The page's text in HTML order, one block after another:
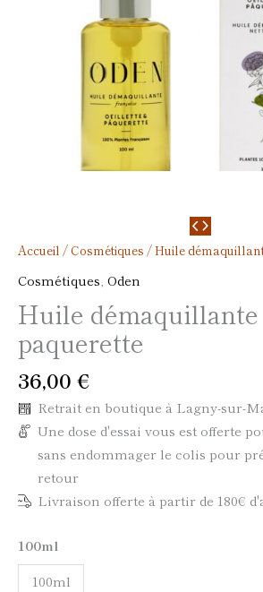
Accueil /Cosmétiques / Huile
Cosmétiques Oden
Huile
paquerette
36,00 €
Retrait en boutique à Lagny-sur-
Une dose d'essai vous est offerte
sans endommager le colis pour
retour
Livraison offerte à partir de 180€
100ml
100ml